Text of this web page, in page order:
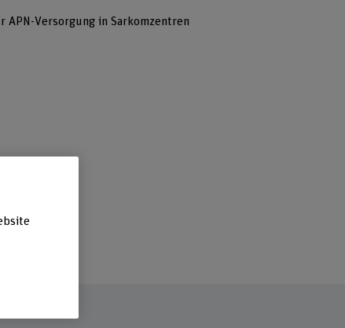
APN-Versorgung in Sarkomzentren